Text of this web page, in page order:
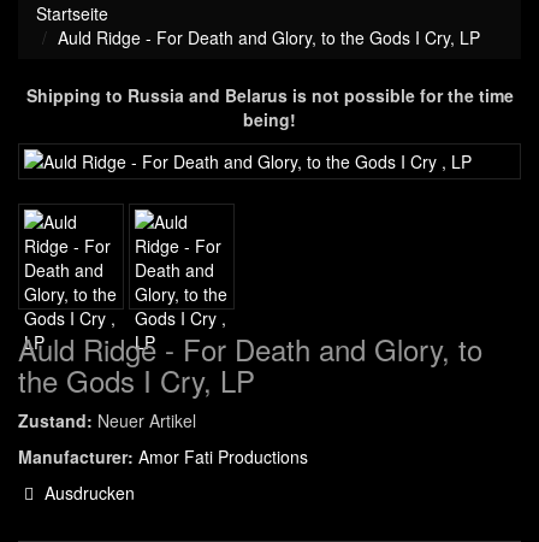
Startseite
Auld Ridge - For Death and Glory, to the Gods I Cry, LP
Shipping to Russia and Belarus is not possible for the time
being!
Auld Ridge - For Death and Glory, to
the Gods I Cry, LP
Zustand: Neuer Artikel
Manufacturer: Amor Fati Productions
Ausdrucken